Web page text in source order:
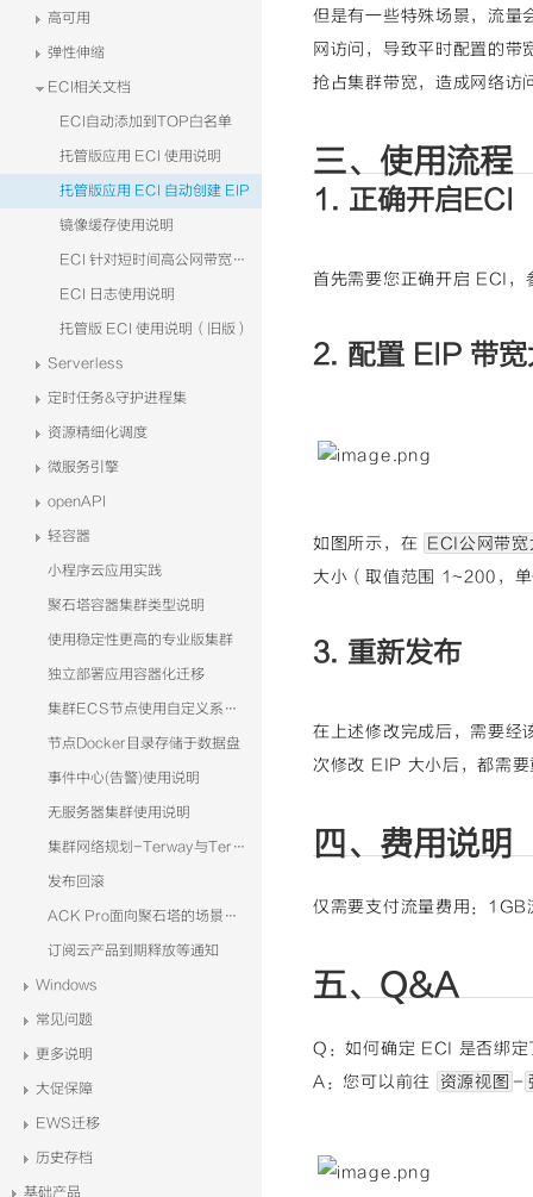
高可用
弹性伸缩
ECI相关文档
ECI自动添加到TOP白名单
托管版应用 ECI 使用说明
托管版应用 ECI 自动创建 EIP
镜像缓存使用说明
ECI 针对短时间高公网带宽且存在IP限制场景的解决方案
ECI 日志使用说明
托管版 ECI 使用说明（旧版）
Serverless
定时任务&守护进程集
资源精细化调度
微服务引擎
openAPI
轻容器
小程序云应用实践
聚石塔容器集群类型说明
使用稳定性更高的专业版集群
独立部署应用容器化迁移
集群ECS节点使用自定义系统镜像
节点Docker目录存储于数据盘
事件中心(告警)使用说明
无服务器集群使用说明
集群网络规划-Terway与Terway-eniip
发布回滚
ACK Pro面向聚石塔的场景分析
订阅云产品到期释放等通知
Windows
常见问题
更多说明
大促保障
EWS迁移
历史存档
基础产品
但是有一些特殊场景，流量
网访问，导致平时配置的
抢占集群带宽，造成网络访
三、使用流程
1. 正确开启ECI
首先需要您正确开启 ECI，
2. 配置 EIP 带宽
如图所示，在 ECI公网带宽
大小（取值范围 1~200，
3. 重新发布
在上述修改完成后，需要经
次修改 EIP 大小后，都需
四、费用说明
仅需要支付流量费用：
五、Q&A
Q：如何确定 ECI 是否绑
A：您可以前往
资源视图 -